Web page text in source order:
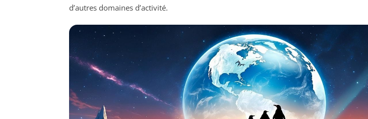
d’autres domaines d’activité.